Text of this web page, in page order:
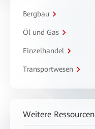
Bergbau
Öl und Gas
Einzelhandel
Transportwesen
Weitere Ressourcen